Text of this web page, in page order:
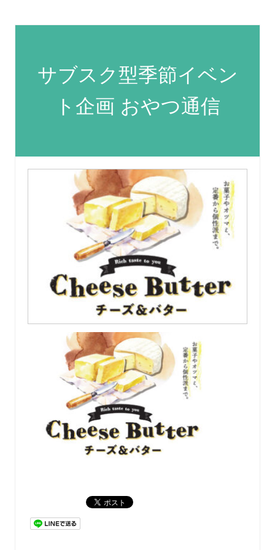
サブスク型季節イベン
ト企画 おやつ通信